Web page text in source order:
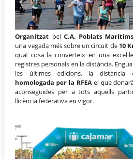
Organitzat pel C.A. Poblats Marítims
una vegada més sobre un circuit de 10
qual cosa la converteix en una
registres personals en la distància.
les últimes edicions, la
homologada per la RFEAel que
aconseguides per a tots aquells
llicència federativa en vigor.